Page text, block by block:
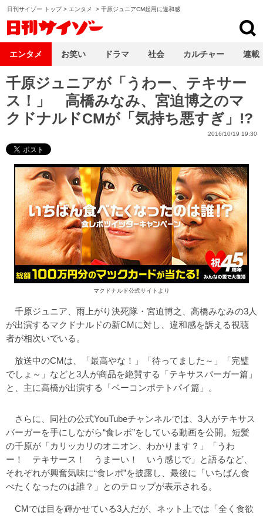
日刊サイゾー トップ> エンタメ > 千原ジュニアCM起用に違和感
千原ジュニアが「うわー、テキサー
ス！」 高橋みなみ、宮迫博之のマ
クドナルドCMが「気持ち悪すぎ」!?
2016/10/19 19:30
マクドナルド公式サイトより
千原ジュニア、雨上がり決死隊・宮迫博之、高橋みなみの3人
が出演するマクドナルドの新CMに対し、違和感を訴える視聴
者が相次いでいる。
放送中のCMは、「最高やな！」「待ってました～」「完璧
でしょ～」などと3人が商品を絶賛する「テキサスバーガー篇」
と、主に高橋が出演する「ベーコンポテトパイ篇」。
さらに、同社の公式YouTubeチャンネルでは、3人がテキサス
バーガーを手にしながら“食レポ”をしている動画を公開。短髪
の千原が「カリッカリのオニオン、わかります？」「うわ
ー！ テキサース！ うまーい！ いう感じで」と語るなど、
それぞれが興奮気味に“食レポ”を披露し、最後に「いちばん食
べたくなったのは誰？」とのテロップが表示される。
CMでは目を輝かせている3人だが、ネット上では「全く食欲
エンタメ お笑い ドラマ 社会 カルチャー 連載